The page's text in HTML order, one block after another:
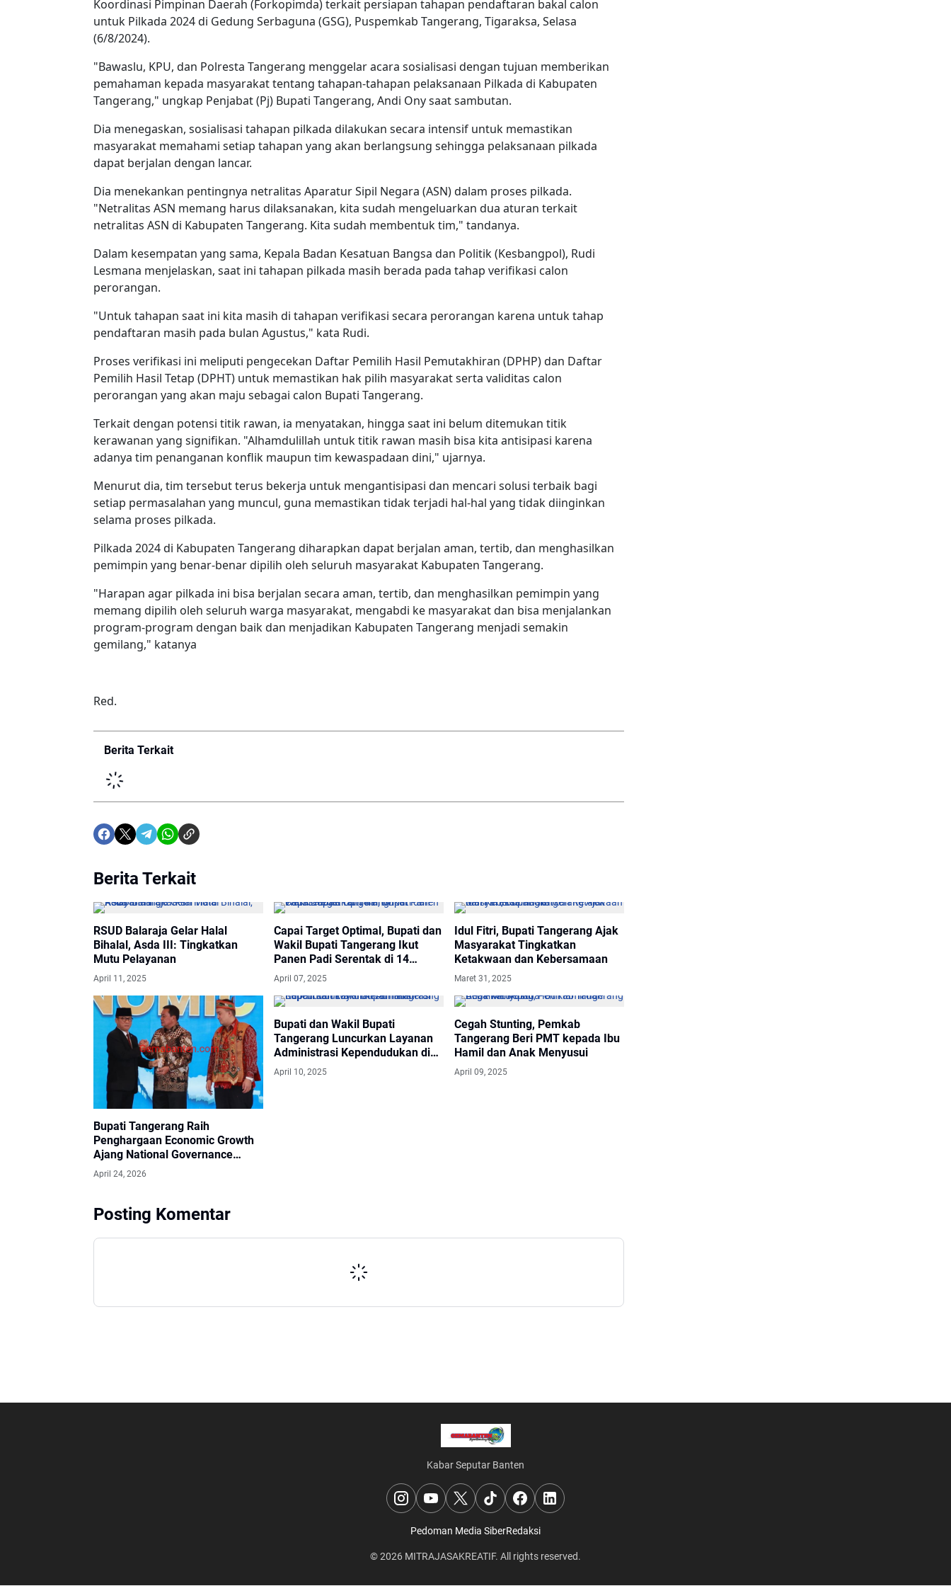
Koordinasi Pimpinan Daerah (Forkopimda) terkait persiapan tahapan pendaftaran bakal calon
untuk Pilkada 2024 di Gedung Serbaguna (GSG), Puspemkab Tangerang, Tigaraksa, Selasa
(6/8/2024).
"Bawaslu, KPU, dan Polresta Tangerang menggelar acara sosialisasi dengan tujuan memberikan
pemahaman kepada masyarakat tentang tahapan-tahapan pelaksanaan Pilkada di Kabupaten
Tangerang," ungkap Penjabat (Pj) Bupati Tangerang, Andi Ony saat sambutan.
Dia menegaskan, sosialisasi tahapan pilkada dilakukan secara intensif untuk memastikan
masyarakat memahami setiap tahapan yang akan berlangsung sehingga pelaksanaan pilkada
dapat berjalan dengan lancar.
Dia menekankan pentingnya netralitas Aparatur Sipil Negara (ASN) dalam proses pilkada.
"Netralitas ASN memang harus dilaksanakan, kita sudah mengeluarkan dua aturan terkait
netralitas ASN di Kabupaten Tangerang. Kita sudah membentuk tim," tandanya.
Dalam kesempatan yang sama, Kepala Badan Kesatuan Bangsa dan Politik (Kesbangpol), Rudi
Lesmana menjelaskan, saat ini tahapan pilkada masih berada pada tahap verifikasi calon
perorangan.
"Untuk tahapan saat ini kita masih di tahapan verifikasi secara perorangan karena untuk tahap
pendaftaran masih pada bulan Agustus," kata Rudi.
Proses verifikasi ini meliputi pengecekan Daftar Pemilih Hasil Pemutakhiran (DPHP) dan Daftar
Pemilih Hasil Tetap (DPHT) untuk memastikan hak pilih masyarakat serta validitas calon
perorangan yang akan maju sebagai calon Bupati Tangerang.
Terkait dengan potensi titik rawan, ia menyatakan, hingga saat ini belum ditemukan titik
kerawanan yang signifikan. "Alhamdulillah untuk titik rawan masih bisa kita antisipasi karena
adanya tim penanganan konflik maupun tim kewaspadaan dini," ujarnya.
Menurut dia, tim tersebut terus bekerja untuk mengantisipasi dan mencari solusi terbaik bagi
setiap permasalahan yang muncul, guna memastikan tidak terjadi hal-hal yang tidak diinginkan
selama proses pilkada.
Pilkada 2024 di Kabupaten Tangerang diharapkan dapat berjalan aman, tertib, dan menghasilkan
pemimpin yang benar-benar dipilih oleh seluruh masyarakat Kabupaten Tangerang.
"Harapan agar pilkada ini bisa berjalan secara aman, tertib, dan menghasilkan pemimpin yang
memang dipilih oleh seluruh warga masyarakat, mengabdi ke masyarakat dan bisa menjalankan
program-program dengan baik dan menjadikan Kabupaten Tangerang menjadi semakin
gemilang," katanya
Red.
Berita Terkait
Berita Terkait
RSUD Balaraja Gelar Halal
Bihalal, Asda III: Tingkatkan
Mutu Pelayanan
April 11, 2025
Capai Target Optimal, Bupati dan
Wakil Bupati Tangerang Ikut
Panen Padi Serentak di 14
Provinsi
April 07, 2025
Idul Fitri, Bupati Tangerang Ajak
Masyarakat Tingkatkan
Ketakwaan dan Kebersamaan
Maret 31, 2025
Bupati Tangerang Raih
Penghargaan Economic Growth
Ajang National Governance
Awards 2026
April 24, 2026
Bupati dan Wakil Bupati
Tangerang Luncurkan Layanan
Administrasi Kependudukan di
Kecamatan
April 10, 2025
Cegah Stunting, Pemkab
Tangerang Beri PMT kepada Ibu
Hamil dan Anak Menyusui
April 09, 2025
Posting Komentar
Kabar Seputar Banten
Pedoman Media SiberRedaksi
© 2026 MITRAJASAKREATIF. All rights reserved.